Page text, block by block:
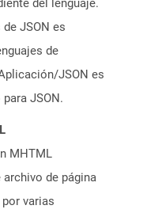
del lenguaje.
JSON es
de
JSON es
JSON.
MHTML
de página
varias